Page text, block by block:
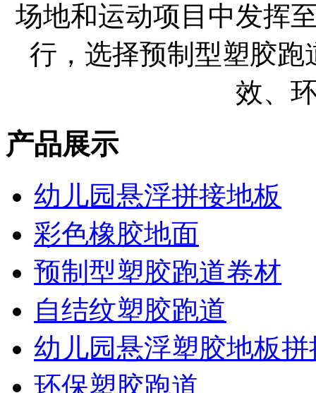
场地和运动项目中发挥
行，选择预制型塑胶
效、
产品展示
幼儿园悬浮拼接地板
彩色橡胶地面
预制型塑胶跑道卷材
自结纹塑胶跑道
幼儿园悬浮塑胶地板
环保塑胶跑道